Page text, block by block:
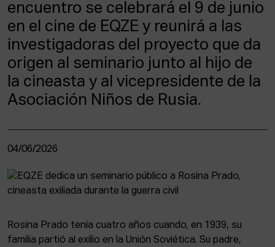
encuentro se celebrará el 9 de junio
en el cine de EQZE y reunirá a las
investigadoras del proyecto que da
origen al seminario junto al hijo de
la cineasta y al vicepresidente de la
Asociación Niños de Rusia.
04/06/2026
Rosina Prado tenía cuatro años cuando, en 1939, su
familia partió al exilio en la Unión Soviética. Su padre,